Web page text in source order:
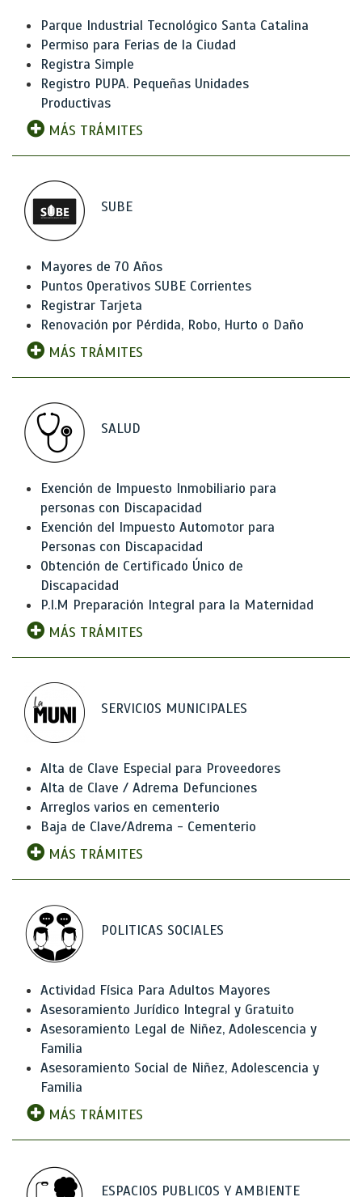
Parque Industrial Tecnológico Santa Catalina
Permiso para Ferias de la Ciudad
Registra Simple
Registro PUPA. Pequeñas Unidades
Productivas
MÁS TRÁMITES
SUBE
Mayores de 70 Años
Puntos Operativos SUBE Corrientes
Registrar Tarjeta
Renovación por Pérdida, Robo, Hurto o Daño
MÁS TRÁMITES
SALUD
Exención de Impuesto Inmobiliario para
personas con Discapacidad
Exención del Impuesto Automotor para
Personas con Discapacidad
Obtención de Certificado Único de
Discapacidad
P.I.M Preparación Integral para la Maternidad
MÁS TRÁMITES
SERVICIOS MUNICIPALES
Alta de Clave Especial para Proveedores
Alta de Clave / Adrema Defunciones
Arreglos varios en cementerio
Baja de Clave/Adrema - Cementerio
MÁS TRÁMITES
POLITICAS SOCIALES
Actividad Física Para Adultos Mayores
Asesoramiento Jurídico Integral y Gratuito
Asesoramiento Legal de Niñez, Adolescencia y
Familia
Asesoramiento Social de Niñez, Adolescencia y
Familia
MÁS TRÁMITES
ESPACIOS PUBLICOS Y AMBIENTE